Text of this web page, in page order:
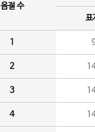
음절 수
표
1
2
3
4